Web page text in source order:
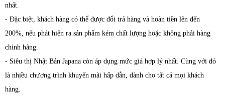
nhất.
- Đặc biệt, khách hàng có thể được đổi trả hàng và hoàn tiền lên đến
200%, nếu phát hiện ra sản phẩm kém chất lượng hoặc không phải hàng
chính hãng.
- Siêu thị Nhật Bản Japana còn áp dụng mức giá hợp lý nhất. Cùng với đó
là nhiều chương trình khuyến mãi hấp dẫn, dành cho tất cả mọi khách
hàng.